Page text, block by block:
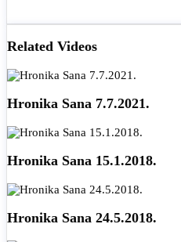
Related Videos
Hronika Sana 7.7.2021.
Hronika Sana 15.1.2018.
Hronika Sana 24.5.2018.